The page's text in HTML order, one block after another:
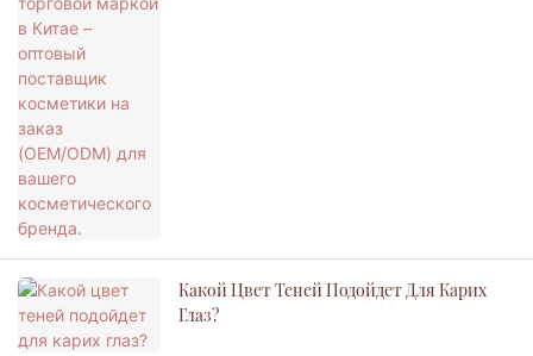
Какой Цвет Теней Подойдет Для Карих
Глаз?